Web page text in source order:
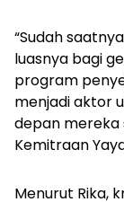
“Sudah
luasnya bagi
program
menjadi aktor
depan mereka
Kemitraan
Menurut Rika,